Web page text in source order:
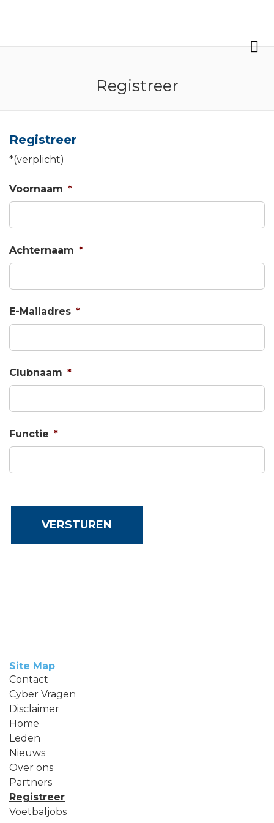
Registreer
Registreer
*(verplicht)
Voornaam *
Achternaam *
E-Mailadres *
Clubnaam *
Functie *
A
C
VERSTUREN
Site Map
Contact
Cyber Vragen
Disclaimer
Home
Leden
Nieuws
Over ons
Partners
Registreer
Voetbaljobs